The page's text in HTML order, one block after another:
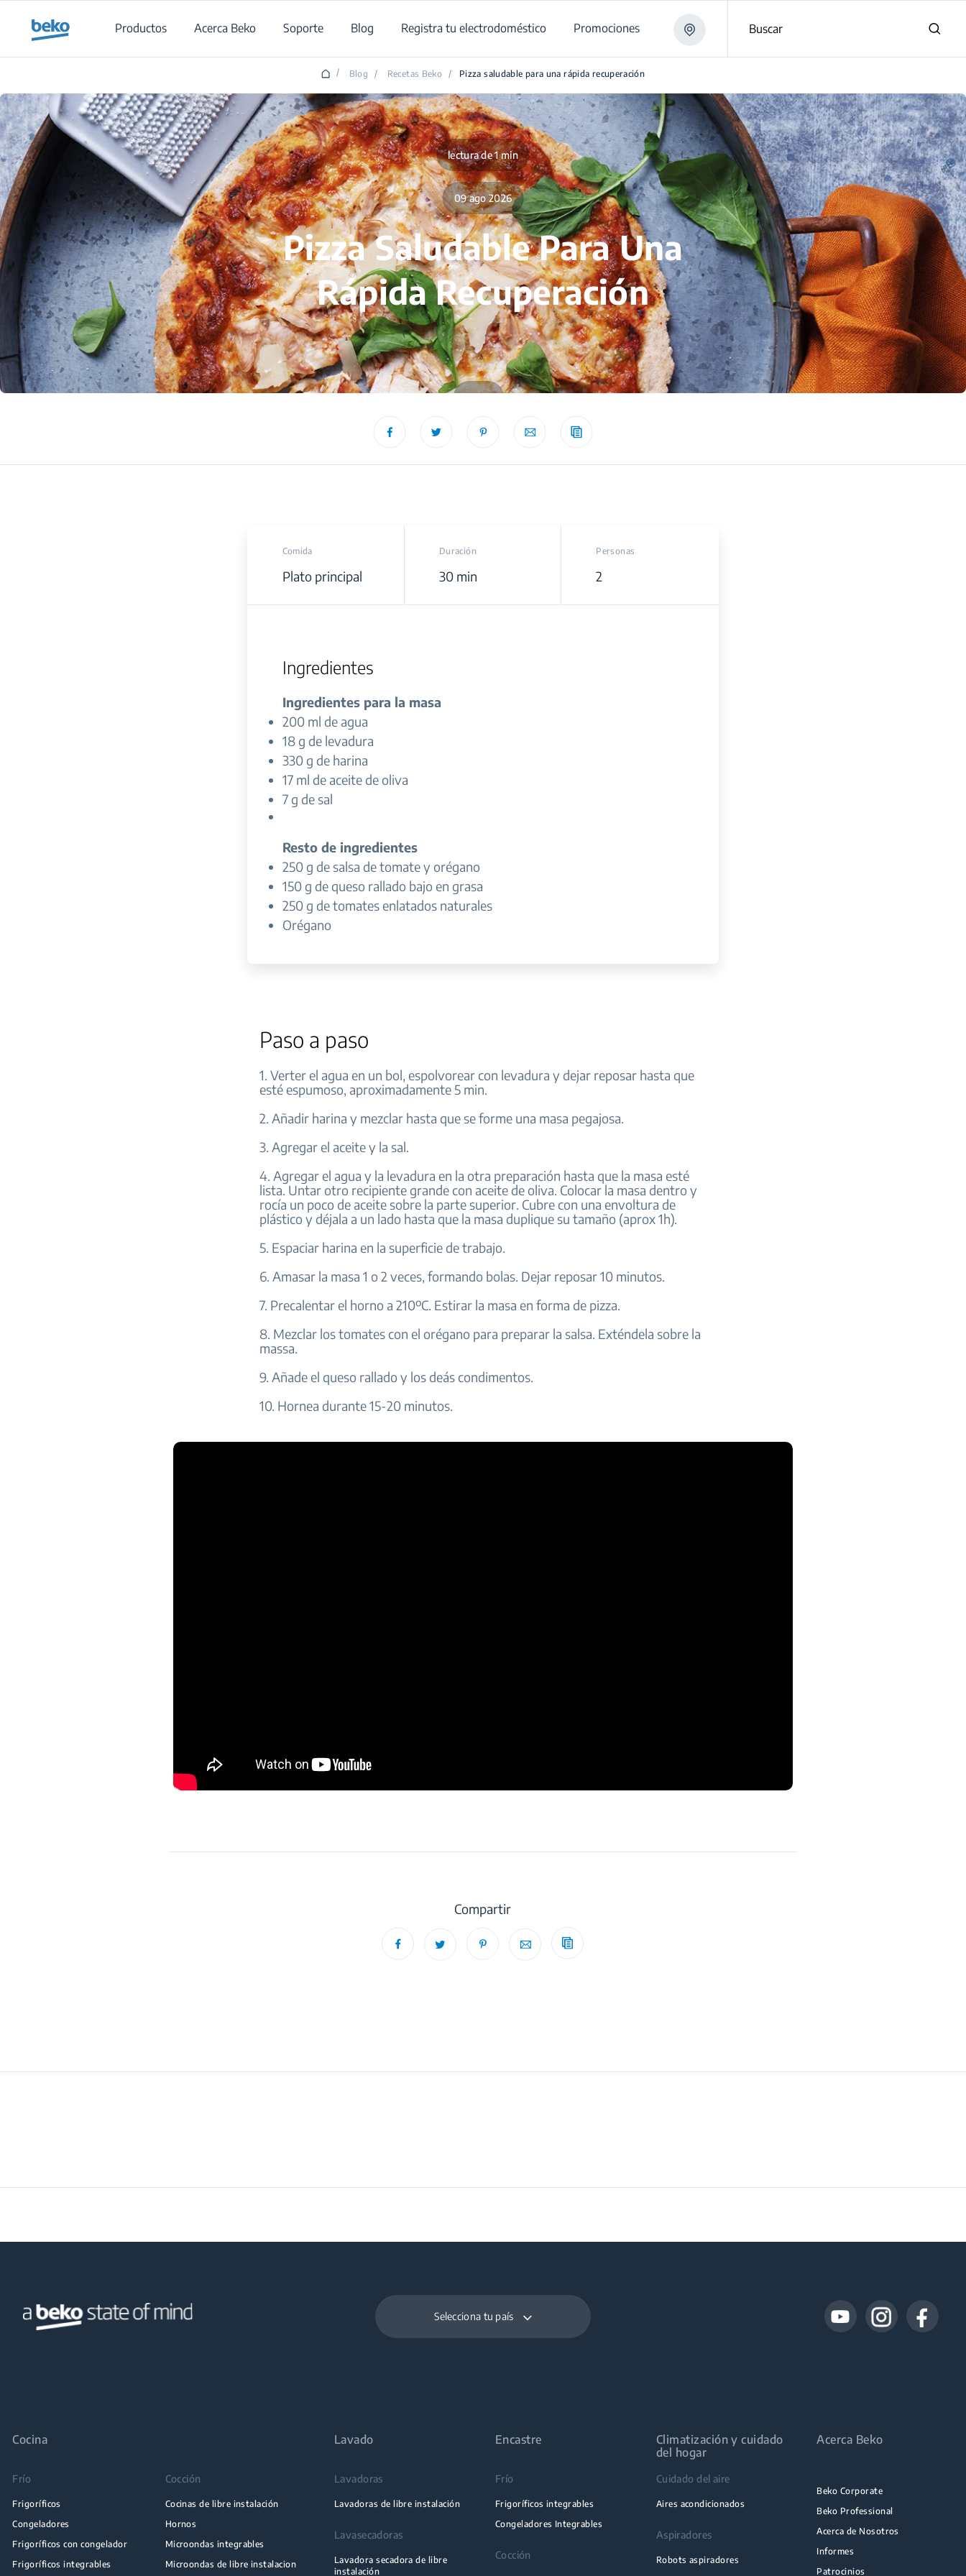
Productos
Acerca Beko Soporte Blog Registra tu electrodoméstico Promociones Buscar
/ Blog / Recetas Beko / Pizza saludable para una rápida recuperación
lectura de 1 min
09 ago 2026
Pizza Saludable Para Una
Rápida Recuperación
recipe
Comida
Plato principal
Duración
30 min
Personas
2
Ingredientes
Ingredientes para la masa
200 ml de agua
18 g de levadura
330 g de harina
17 ml de aceite de oliva
7 g de sal
Resto de ingredientes
250 g de salsa de tomate y orégano
150 g de queso rallado bajo en grasa
250 g de tomates enlatados naturales
Orégano
Paso a paso
1. Verter el agua en un bol, espolvorear con levadura y dejar reposar hasta que
esté espumoso, aproximadamente 5 min.
2. Añadir harina y mezclar hasta que se forme una masa pegajosa.
3. Agregar el aceite y la sal.
4. Agregar el agua y la levadura en la otra preparación hasta que la masa esté
lista. Untar otro recipiente grande con aceite de oliva. Colocar la masa dentro y
rocía un poco de aceite sobre la parte superior. Cubre con una envoltura de
plástico y déjala a un lado hasta que la masa duplique su tamaño (aprox 1h).
5. Espaciar harina en la superficie de trabajo.
6. Amasar la masa 1 o 2 veces, formando bolas. Dejar reposar 10 minutos.
7. Precalentar el horno a 210ºC. Estirar la masa en forma de pizza.
8. Mezclar los tomates con el orégano para preparar la salsa. Exténdela sobre la
massa.
9. Añade el queso rallado y los deás condimentos.
10. Hornea durante 15-20 minutos.
Compartir
Selecciona tu país
Cocina
Frío
Frigoríficos
Congeladores
Frigoríficos con congelador
Frigoríficos integrables
Cocción
Cocinas de libre instalación
Hornos
Microondas integrables
Microondas de libre instalacion
Lavado
Lavadoras
Lavadoras de libre instalación
Lavasecadoras
Lavadora secadora de libre
instalación
Encastre
Frío
Frigoríficos integrables
Congeladores Integrables
Cocción
Climatización y cuidado
del hogar
Cuidado del aire
Aires acondicionados
Aspiradores
Robots aspiradores
Acerca Beko
Beko Corporate
Beko Professional
Acerca de Nosotros
Informes
Patrocinios